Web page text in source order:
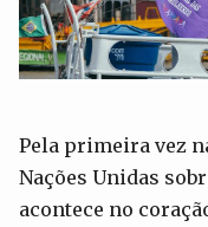
Pela primeira vez
Nações Unidas
acontece no